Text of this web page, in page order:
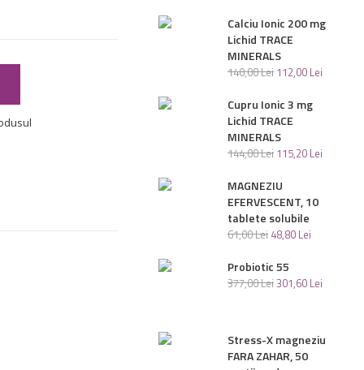
Calciu Ionic 200 mg
Lichid TRACE
MINERALS
140,00Lei 112,00 Lei
Cupru Ionic 3 mg
Lichid TRACE
MINERALS
144,00Lei 115,20 Lei
MAGNEZIU
EFERVESCENT, 10
tablete solubile
61,00Lei 48,80 Lei
Probiotic 55
377,00Lei301,60 Lei
Stress-X magneziu
FARA ZAHAR, 50